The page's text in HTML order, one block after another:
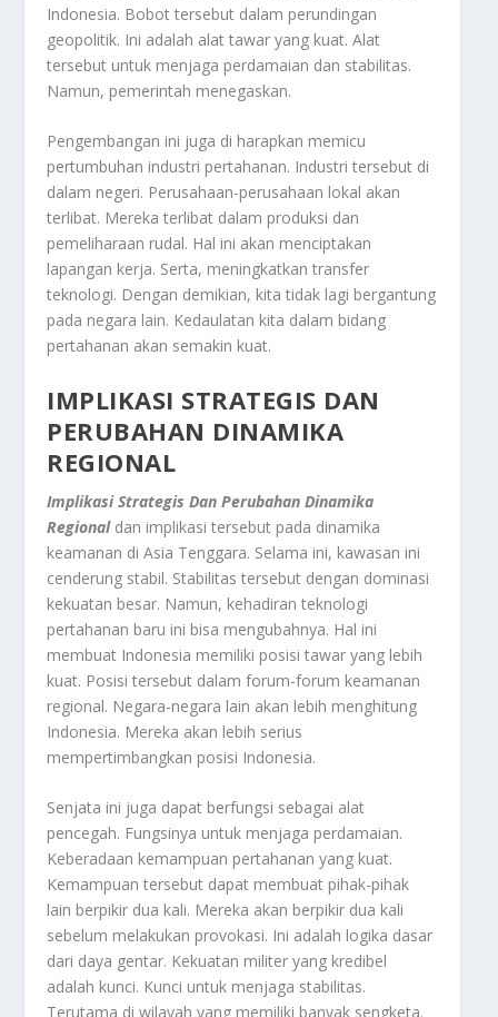
Indonesia. Bobot tersebut dalam perundingan
geopolitik. Ini adalah alat tawar yang kuat. Alat
tersebut untuk menjaga perdamaian dan stabilitas.
Namun, pemerintah menegaskan.
Pengembangan ini juga di harapkan memicu
pertumbuhan industri pertahanan. Industri tersebut di
dalam negeri. Perusahaan-perusahaan lokal akan
terlibat. Mereka terlibat dalam produksi dan
pemeliharaan rudal. Hal ini akan menciptakan
lapangan kerja. Serta, meningkatkan transfer
teknologi. Dengan demikian, kita tidak lagi bergantung
pada negara lain. Kedaulatan kita dalam bidang
pertahanan akan semakin kuat.
IMPLIKASI STRATEGIS DAN
PERUBAHAN DINAMIKA
REGIONAL
Implikasi Strategis Dan Perubahan Dinamika
Regionaldan implikasi tersebut pada dinamika
keamanan di Asia Tenggara. Selama ini, kawasan ini
cenderung stabil. Stabilitas tersebut dengan dominasi
kekuatan besar. Namun, kehadiran teknologi
pertahanan baru ini bisa mengubahnya. Hal ini
membuat Indonesia memiliki posisi tawar yang lebih
kuat. Posisi tersebut dalam forum-forum keamanan
regional. Negara-negara lain akan lebih menghitung
Indonesia. Mereka akan lebih serius
mempertimbangkan posisi Indonesia.
Senjata ini juga dapat berfungsi sebagai alat
pencegah. Fungsinya untuk menjaga perdamaian.
Keberadaan kemampuan pertahanan yang kuat.
Kemampuan tersebut dapat membuat pihak-pihak
lain berpikir dua kali. Mereka akan berpikir dua kali
sebelum melakukan provokasi. Ini adalah logika dasar
dari daya gentar. Kekuatan militer yang kredibel
adalah kunci. Kunci untuk menjaga stabilitas.
Terutama di wilayah yang memiliki banyak sengketa.